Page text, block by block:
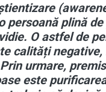
persoană plină
O astfel de
calități negative,
urmare,
este